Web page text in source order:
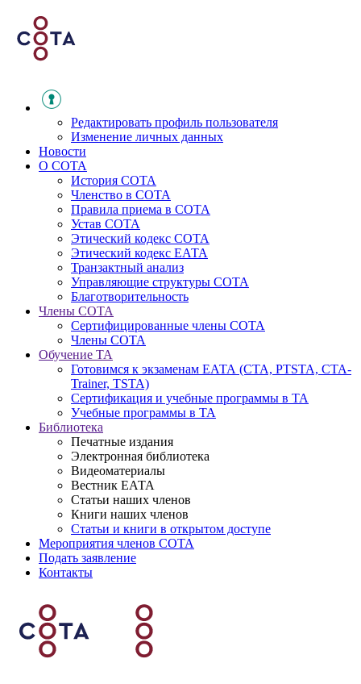
Редактировать профиль пользователя
Изменение личных данных
Новости
О СОТА
История СОТА
Членство в СОТА
Правила приема в СОТА
Устав СОТА
Этический кодекс СОТА
Этический кодекс ЕАТА
Транзактный анализ
Управляющие структуры СОТА
Благотворительность
Члены СОТА
Сертифицированные члены СОТА
Члены СОТА
Обучение ТА
Готовимся к экзаменам ЕАТА (СТА, PTSTA, СТА-
Trainer, TSTA)
Сертификация и учебные программы в ТА
Учебные программы в ТА
Библиотека
Печатные издания
Электронная библиотека
Видеоматериалы
Вестник ЕАТА
Статьи наших членов
Книги наших членов
Статьи и книги в открытом доступе
Мероприятия членов СОТА
Подать заявление
Контакты